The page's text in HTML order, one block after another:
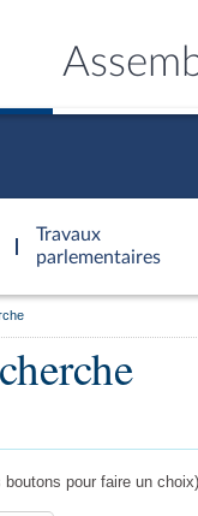
Travaux
parlementaires
boutons pour faire un choix)